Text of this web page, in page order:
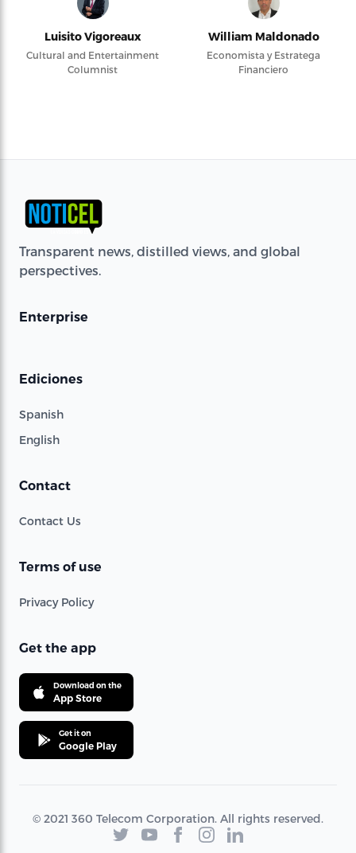
Luisito Vigoreaux
Cultural and Entertainment
Columnist
William Maldonado
Economista y Estratega
Financiero
Transparent news, distilled views, and global
perspectives.
Enterprise
Ediciones
Spanish
English
Contact
Contact Us
Terms of use
Privacy Policy
Get the app
Download on the
App Store
Get it on
Google Play
© 2021 360 Telecom Corporation. All rights reserved.